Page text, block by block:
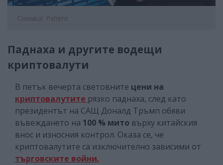
Снимка: Pxhere
Паднаха и другите водещи
криптовалути
В петък вечерта световните цени на
криптовалутите рязко паднаха, след като
президентът на САЩ Доналд Тръмп обяви
въвеждането на 100 % мито върху китайския
внос и износния контрол. Оказа се, че
криптовалутите са изключително зависими от
търговските войни.